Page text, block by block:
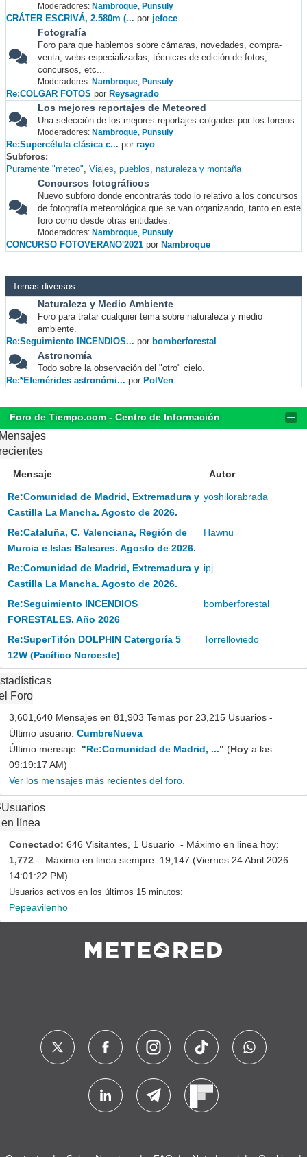
Moderadores: Nambroque, Punsuly
CRÁTER ESCRIVÁ, 2.580m (... por jefoce
Fotografía
Foro para que hablemos sobre cámaras, novedades, compra-
venta, webs especializadas, técnicas de edición de fotos,
concursos, etc...
Moderadores: Nambroque, Punsuly
Re:COLGAR FOTOS por Reysagrado
Los mejores reportajes de Meteored
Una selección de los mejores reportajes colgados por los foreros.
Moderadores: Nambroque, Punsuly
Re:Supercélula clásica c... por rayo
Subforos
Puramente "meteo" Viajes, pueblos, naturaleza y montaña
Concursos fotográficos
Nuevo subforo donde encontrarás todo lo relativo a los concursos
de fotografía meteorológica que se van organizando, tanto en este
foro como desde otras entidades.
Moderadores: Nambroque, Punsuly
CONCURSO FOTOVERANO'2021 por Nambroque
Temas diversos
Naturaleza y Medio Ambiente
Foro para tratar cualquier tema sobre naturaleza y medio
ambiente.
Re:Seguimiento INCENDIOS... por bomberforestal
Astronomía
Todo sobre la observación del "otro" cielo.
Re:*Efemérides astronómi... por PolVen
Foro de Tiempo.com - Centro de Información
Mensaje Autor
Re:Comunidad de Madrid, Extremadura y
Castilla La Mancha. Agosto de 2026.
yoshilorabrada
Re:Cataluña, C. Valenciana, Región de
Murcia e Islas Baleares. Agosto de 2026.
Hawnu
Re:Comunidad de Madrid, Extremadura y
Castilla La Mancha. Agosto de 2026.
ipj
Re:Seguimiento INCENDIOS
FORESTALES. Año 2026
bomberforestal
Re:SuperTifón DOLPHIN Catergoría 5
12W (Pacífico Noroeste)
Torrelloviedo
Foro
3,601,640 Mensajes en 81,903 Temas por 23,215 Usuarios -
Último usuario: CumbreNueva
Último mensaje: "Re:Comunidad de Madrid, ..." (Hoy a las
09:19:17 AM)
Ver los mensajes más recientes del foro.
Usuarios
en línea
Conectado: 646 Visitantes, 1 Usuario - Máximo en linea hoy:
1,772 - Máximo en linea siempre: 19,147 (Viernes 24 Abril 2026
14:01:22 PM)
Usuarios activos en los últimos 15 minutos:
Pepeavilenho